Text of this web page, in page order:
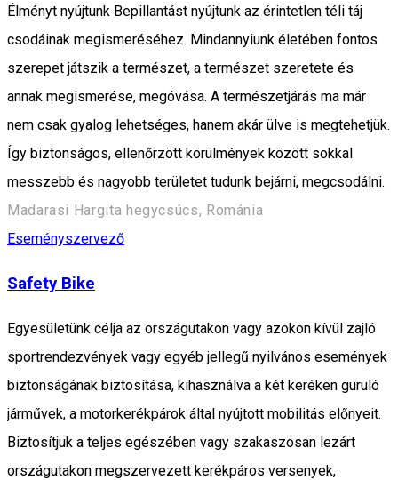
Élményt nyújtunk Bepillantást nyújtunk az érintetlen téli táj
csodáinak megismeréséhez. Mindannyiunk életében fontos
szerepet játszik a természet, a természet szeretete és
annak megismerése, megóvása. A természetjárás ma már
nem csak gyalog lehetséges, hanem akár ülve is megtehetjük.
Így biztonságos, ellenőrzött körülmények között sokkal
messzebb és nagyobb területet tudunk bejárni, megcsodálni.
Madarasi Hargita hegycsúcs, Románia
Eseményszervező
Safety Bike
Egyesületünk célja az országutakon vagy azokon kívül zajló
sportrendezvények vagy egyéb jellegű nyilvános események
biztonságának biztosítása, kihasználva a két keréken guruló
járművek, a motorkerékpárok által nyújtott mobilitás előnyeit.
Biztosítjuk a teljes egészében vagy szakaszosan lezárt
országutakon megszervezett kerékpáros versenyek,